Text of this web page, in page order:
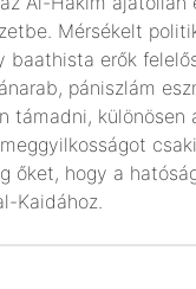
Mérsékelt
baathista erők
pániszlám
támadni,
őket, hogy a
Kaidához.